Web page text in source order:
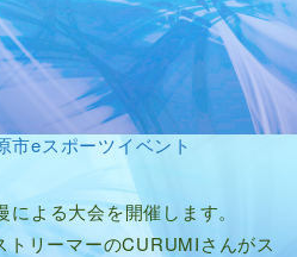
よる大会を開催します。
トリーマーのCURUMIさんがス